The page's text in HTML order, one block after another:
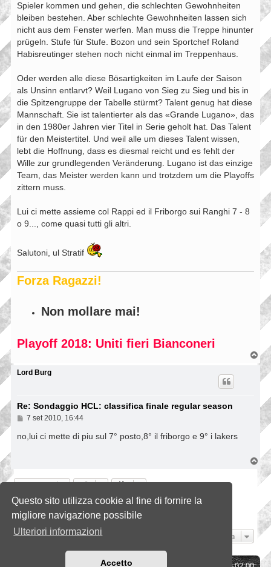
Questo sito utilizza cookie al fine di fornire la
migliore navigazione possibile
Ulteriori informazioni
Accetto
Spieler kommen und gehen, die schlechten Gewohnheiten
bleiben bestehen. Aber schlechte Gewohnheiten lassen sich
nicht aus dem Fenster werfen. Man muss die Treppe hinunter
prügeln. Stufe für Stufe. Bozon und sein Sportchef Roland
Habisreutinger stehen noch nicht einmal im Treppenhaus.
Oder werden alle diese Bösartigkeiten im Laufe der Saison
als Unsinn entlarvt? Weil Lugano von Sieg zu Sieg und bis in
die Spitzengruppe der Tabelle stürmt? Talent genug hat diese
Mannschaft. Sie ist talentierter als das «Grande Lugano», das
in den 1980er Jahren vier Titel in Serie geholt hat. Das Talent
für den Meistertitel. Und weil alle um dieses Talent wissen,
lebt die Hoffnung, dass es diesmal reicht und es fehlt der
Wille zur grundlegenden Veränderung. Lugano ist das einzige
Team, das Meister werden kann und trotzdem um die Playoffs
zittern muss.
Lui ci mette assieme col Rappi ed il Friborgo sui Ranghi 7 - 8
o 9..., come quasi tutti gli altri.
Salutoni, ul Stratif
Forza Ragazzi!
Non mollare mai!
Playoff 2018: Uniti fieri Bianconeri
T
o
Lord Burg
Re: Sondaggio HCL: classifica finale regular season
M
s
s
i
7 set 2010, 16:44
no,lui ci mette di piu sul 7° posto,8° il friborgo e 9° i lakers
T
o
p
Rispondi
34 messaggi Precedente
1 2 3 4 Prossimo
Vai a